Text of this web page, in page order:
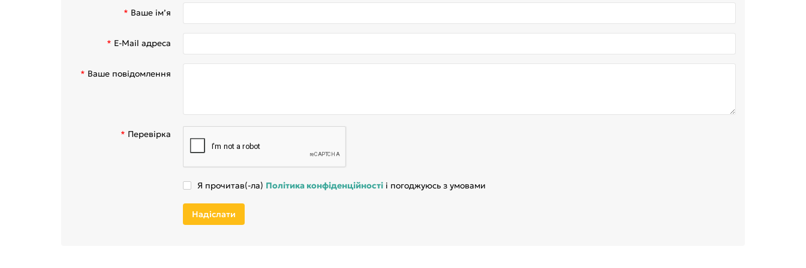
Ваше ім’я
E-Mail адреса
Ваше повідомлення
Перевірка
Я прочитав(-ла) Політика конфіденційності і погоджуюсь з умовами
Надіслати